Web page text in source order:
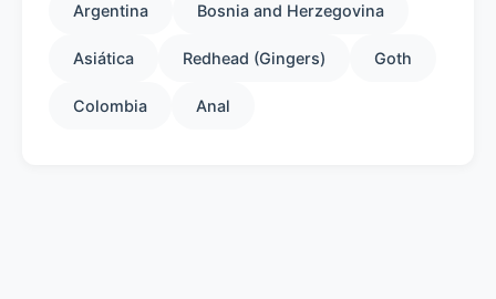
Argentina Bosnia and Herzegovina
Asiática Redhead (Gingers) Goth
Colombia Anal